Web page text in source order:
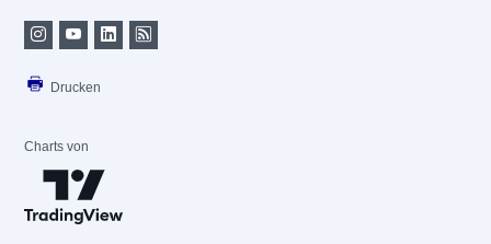
Drucken
Charts von